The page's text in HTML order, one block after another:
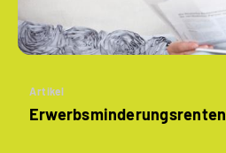
Artikel
­Erwerbsminderungs­renten